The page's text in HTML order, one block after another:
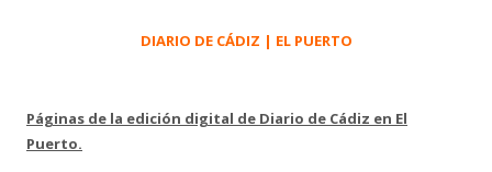
DIARIO DE CÁDIZ | EL PUERTO
Páginas de la edición digital de Diario de Cádiz en El
Puerto.